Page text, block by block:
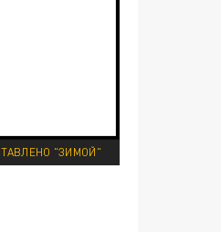
"ЗИМОЙ"